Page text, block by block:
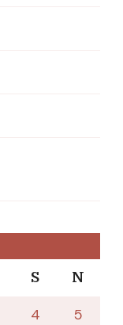
S N
4
5